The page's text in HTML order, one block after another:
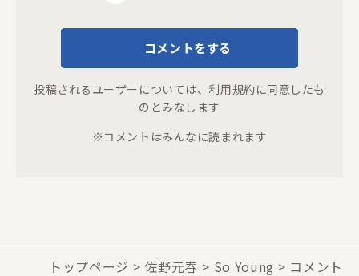
コメントをする
投稿されるユーザーについては、 利用規約に同意したも
のとみなします
※コメントはみんなに読まれます
トップページ 佐野元春 So Young コメント